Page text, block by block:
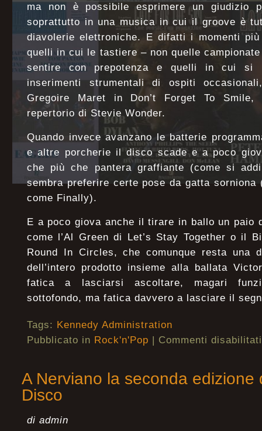
ma non è possibile esprimere un giudizio
soprattutto in una musica in cui il groove è
diavolerie elettroniche. E difatti i momenti
quelli in cui le tastiere – non quelle
sentire con prepotenza e quelli in cui si
inserimenti strumentali di ospiti
Gregoire Maret in Don’t Forget To
repertorio di Stevie Wonder.
Quando invece avanzano le batterie
e altre porcherie il disco scade e a poco
che più che pantera graffiante (come si
sembra preferire certe pose da gatta sorniona
come Finally).
E a poco giova anche il tirare in ballo un paio
come l’Al Green di Let’s Stay Together o il
Round In Circles, che comunque resta una
dell’intero prodotto insieme alla ballata
fatica a lasciarsi ascoltare, magari
sottofondo, ma fatica davvero a lasciare il
Tags: Kennedy Administration
Pubblicato in Rock'n'Pop | Commenti disabilitati
A Nerviano la seconda edizione
Disco
di admin